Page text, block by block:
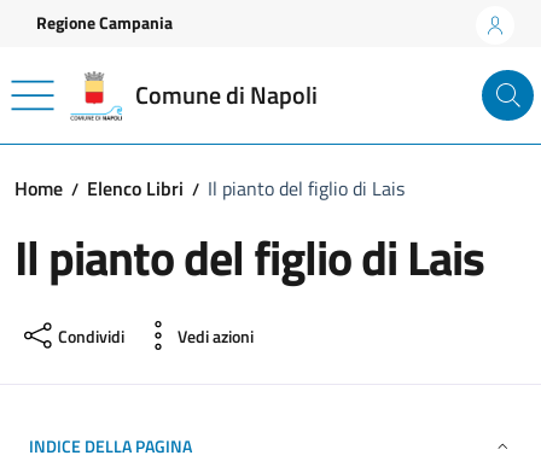
Vai ai contenuti
Vai al footer
Regione Campania
Comune di Napoli
Home Elenco Libri Il pianto del figlio di Lais
Il pianto del figlio di Lais
Condividi Vedi azioni
INDICE DELLA PAGINA